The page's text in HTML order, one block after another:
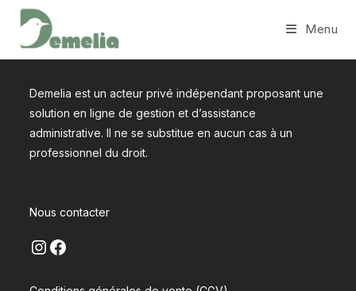
Skip
content
Menu
Demelia est un acteur privé indépendant proposant une
solution en ligne de gestion et d’assistance
administrative. Il ne se substitue en aucun cas à un
professionnel du droit.
Nous contacter
Instagram
Facebook